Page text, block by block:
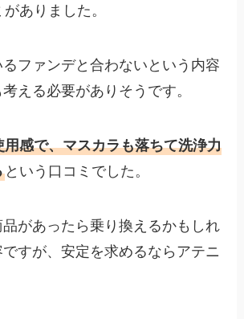
ありました。
ファンデと合わないという内容
える必要がありそうです。
用感で、マスカラも落ちて洗浄力
という口コミでした。
があったら乗り換えるかもしれ
すが、安定を求めるならアテニ